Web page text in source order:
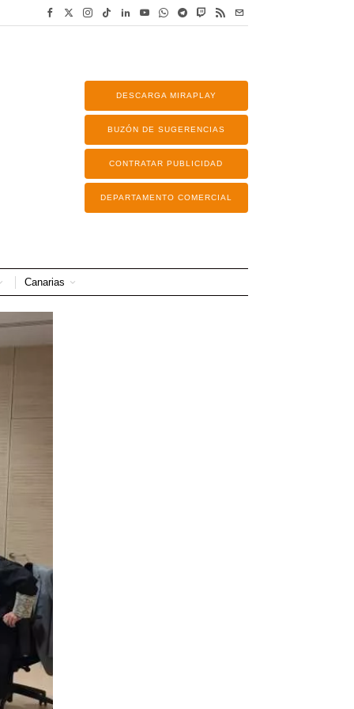
DESCARGA MIRAPLAY
BUZÓN DE SUGERENCIAS
CONTRATAR PUBLICIDAD
DEPARTAMENTO COMERCIAL
Canarias